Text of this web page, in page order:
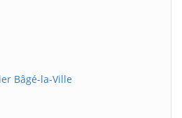
Bâgé-la-Ville